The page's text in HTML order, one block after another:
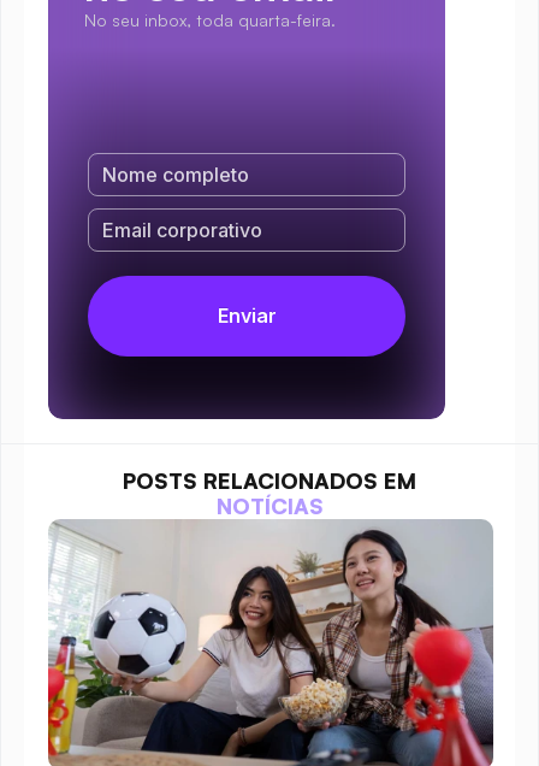
No seu inbox, toda quarta-feira.
POSTS RELACIONADOS EM
NOTÍCIAS